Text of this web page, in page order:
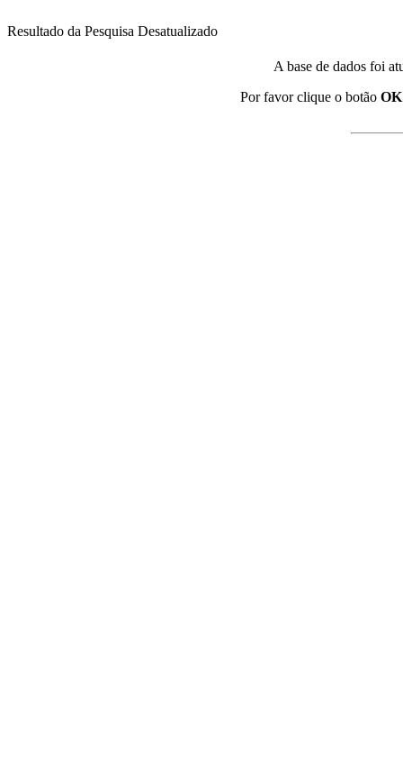
Resultado da Pesquisa Desatualizado
A base de dados foi
Por favor clique o botão OK